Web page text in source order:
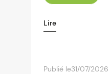
Lire
Publié le31/07/2026